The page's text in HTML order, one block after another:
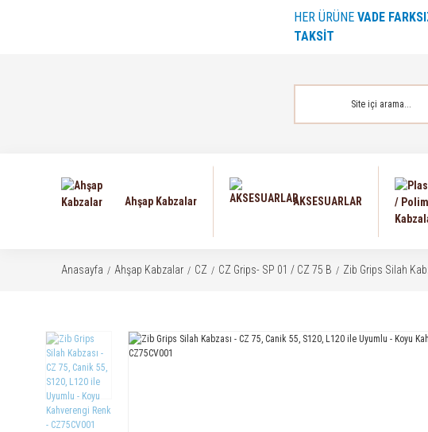
HER ÜRÜNE VADE
TAKSİT
Ahşap Kabzalar AKSESUARLAR
Anasayfa Ahşap Kabzalar CZ CZ Grips- SP 01 / CZ 75 B Zib Grips Silah